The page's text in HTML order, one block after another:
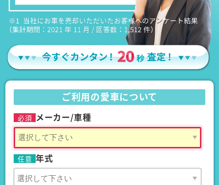
ご利用の愛車について
必須 メーカー/車種
任意 年式